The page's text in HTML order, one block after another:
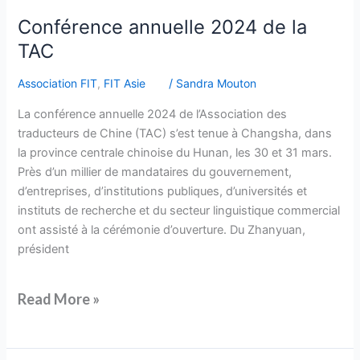
Conférence annuelle 2024 de la
TAC
Association FIT, FIT Asie / Sandra Mouton
La conférence annuelle 2024 de l’Association des
traducteurs de Chine (TAC) s’est tenue à Changsha, dans
la province centrale chinoise du Hunan, les 30 et 31 mars.
Près d’un millier de mandataires du gouvernement,
d’entreprises, d’institutions publiques, d’universités et
instituts de recherche et du secteur linguistique commercial
ont assisté à la cérémonie d’ouverture. Du Zhanyuan,
président
Read More »